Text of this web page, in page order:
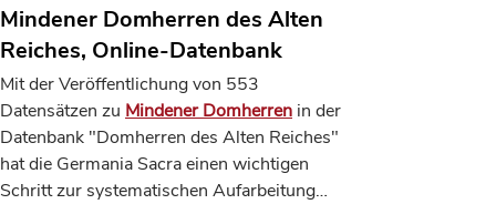
Mindener Domherren des Alten
Reiches, Online-Datenbank
Mit der Veröffentlichung von 553
Datensätzen zu Mindener Domherren in der
Datenbank "Domherren des Alten Reiches"
hat die Germania Sacra einen wichtigen
Schritt zur systematischen Aufarbeitung…